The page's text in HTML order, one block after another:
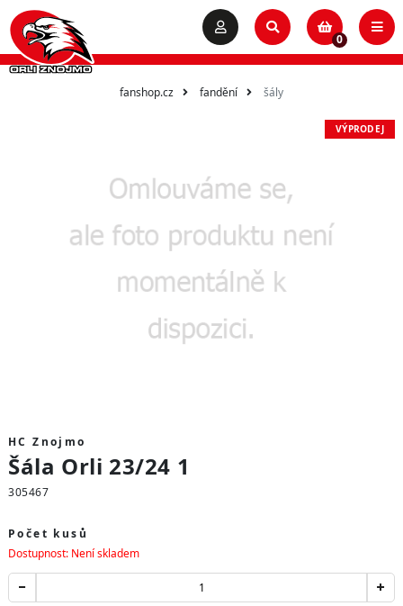
0
fanshop.cz fandění šály
VÝPRODEJ
HC Znojmo
Šála Orli 23/24 1
305467
Počet kusů
Dostupnost: Není skladem